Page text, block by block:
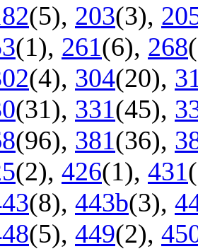
(5), 203(3),
(1), 261(6), 268
(4), 304(20),
(31), 331(45),
(96), 381(36),
(2), 426(1), 431
(8), 443b(3),
(5), 449(2),